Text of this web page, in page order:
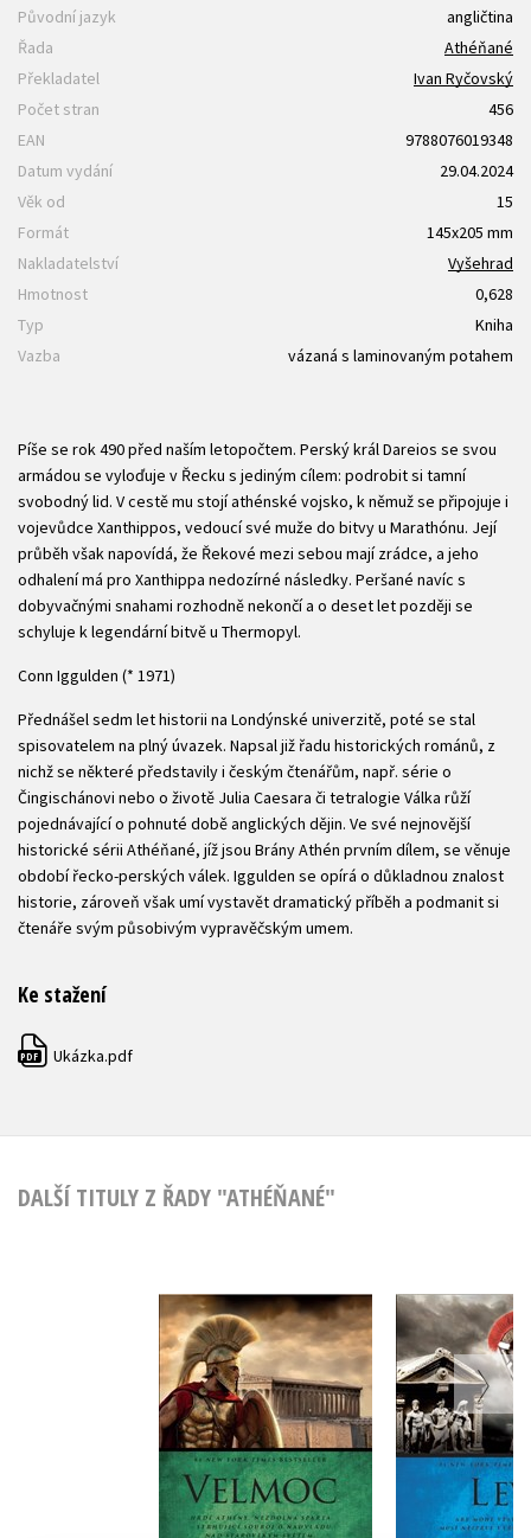
Původní jazyk
angličtina
Řada
Athéňané
Překladatel
Ivan Ryčovský
Počet stran
456
EAN
9788076019348
Datum vydání
29.04.2024
Věk od
15
Formát
145x205 mm
Nakladatelství
Vyšehrad
Hmotnost
0,628
Typ
Kniha
Vazba
vázaná s laminovaným potahem
Píše se rok 490 před naším letopočtem. Perský král Dareios se svou
armádou se vyloďuje v Řecku s jediným cílem: podrobit si tamní
svobodný lid. V cestě mu stojí athénské vojsko, k němuž se připojuje i
vojevůdce Xanthippos, vedoucí své muže do bitvy u Marathónu. Její
průběh však napovídá, že Řekové mezi sebou mají zrádce, a jeho
odhalení má pro Xanthippa nedozírné následky. Peršané navíc s
dobyvačnými snahami rozhodně nekončí a o deset let později se
schyluje k legendární bitvě u Thermopyl.
Conn Iggulden (* 1971)
Přednášel sedm let historii na Londýnské univerzitě, poté se stal
spisovatelem na plný úvazek. Napsal již řadu historických románů, z
nichž se některé představily i českým čtenářům, např. série o
Čingischánovi nebo o životě Julia Caesara či tetralogie Válka růží
pojednávající o pohnuté době anglických dějin. Ve své nejnovější
historické sérii Athéňané, jíž jsou Brány Athén prvním dílem, se věnuje
období řecko-perských válek. Iggulden se opírá o důkladnou znalost
historie, zároveň však umí vystavět dramatický příběh a podmanit si
čtenáře svým působivým vypravěčským umem.
Ke stažení
PDF Ukázka.pdf
DALŠÍ TITULY Z ŘADY "ATHÉŇANÉ"
Velmoc
Conn Iggulden
Lev
Conn
Do